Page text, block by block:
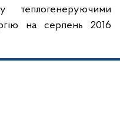
теплогенеруючими
на серпень 2016